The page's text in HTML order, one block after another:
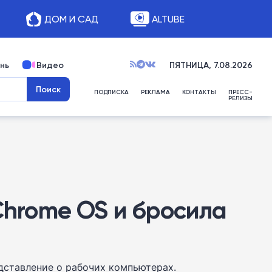
ДОМ И САД ALTUBE
Видео ПЯТНИЦА, 7.08.2026
ПОДПИСКА РЕКЛАМА КОНТАКТЫ ПРЕСС-
РЕЛИЗЫ
OS и бросила
о рабочих компьютерах.